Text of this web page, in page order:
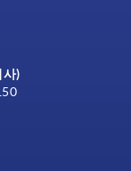
사)